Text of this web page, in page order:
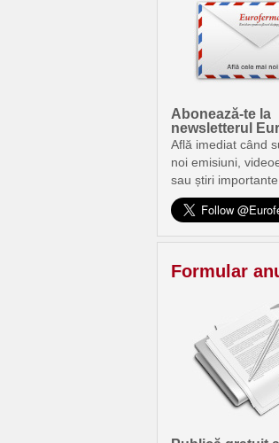
Abonează-te la
newsletterul
Află imediat când
noi emisiuni,
sau știri importante.
Formular